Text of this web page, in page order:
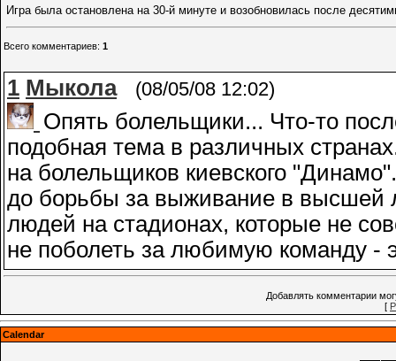
Игра была остановлена на 30-й минуте и возобновилась после
Всего комментариев: 1
1 Мыкола (08/05/08 12:02)
Опять болельщики... Что-то
подобная тема в различных
на болельщиков киевского
до борьбы за выживание в высшей
людей на стадионах, которые не
не поболеть за любимую команду -
Добавлять комментарии
[
Calendar